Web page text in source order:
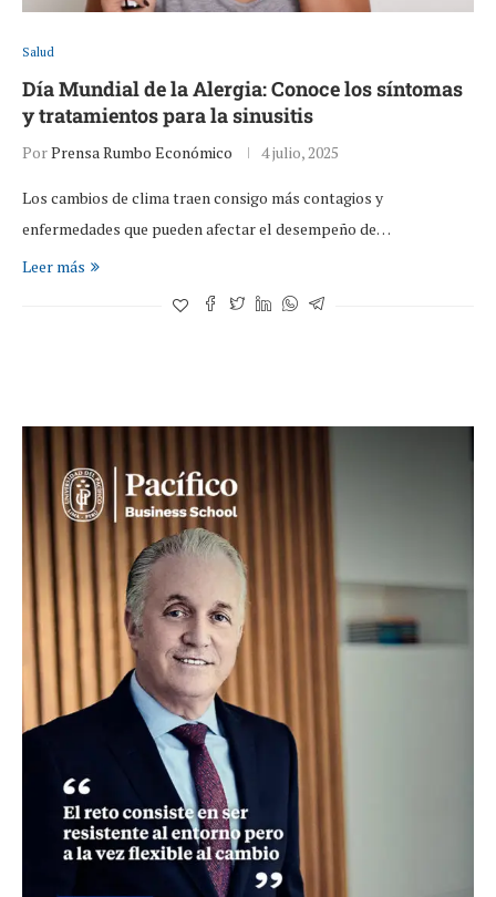
Salud
Día Mundial de la Alergia: Conoce los síntomas
y tratamientos para la sinusitis
PorPrensa Rumbo Económico 4 julio, 2025
Los cambios de clima traen consigo más contagios y
enfermedades que pueden afectar el desempeño de…
Leer más